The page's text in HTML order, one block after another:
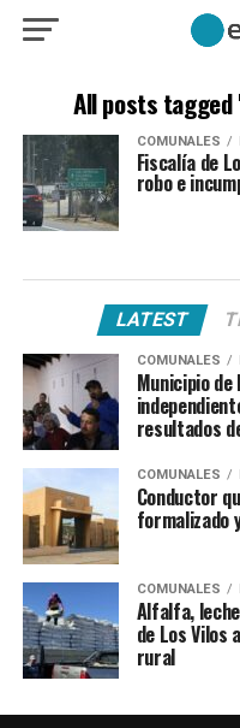
All posts
COMUNALES
Fiscalía de
robo e
LATEST
COMUNALES
Municipio
resultados
COMUNALES
Conductor
formalizado
COMUNALES
Alfalfa,
de Los Vilos
rural